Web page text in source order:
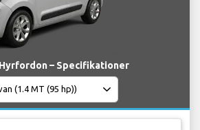
– Specifikationer